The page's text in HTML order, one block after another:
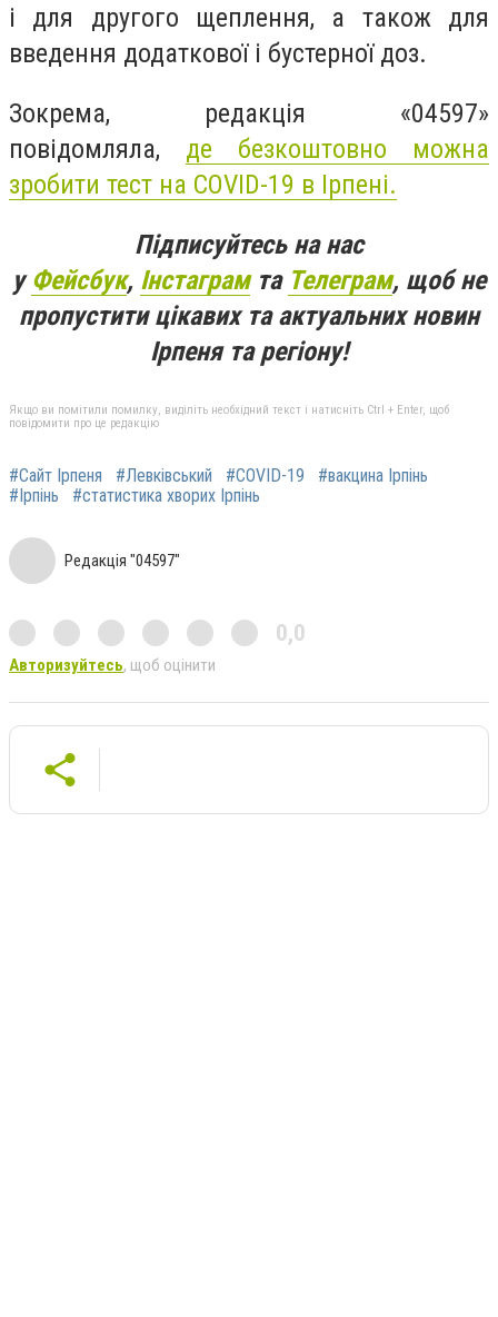
і для другого щеплення, а також для
введення додаткової і бустерної доз.
Зокрема, редакція «04597»
повідомляла, де безкоштовно можна
зробити тест на COVID-19 в Ірпені.
Підписуйтесь на нас
уФейсбук, Інстаграмта Телеграм, щоб не
пропустити цікавих та актуальних новин
Ірпеня та регіону!
Якщо ви помітили помилку, виділіть необхідний текст і натисніть Ctrl + Enter, щоб
повідомити про це редакцію
#Сайт Ірпеня #Левківський #COVID-19
#вакцина Ірпінь
#Ірпінь
#статистика хворих Ірпінь
Редакція "04597"
0,0
Авторизуйтесь, щоб оцінити